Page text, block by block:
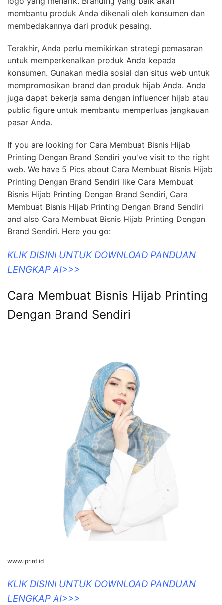
membantu produk Anda dikenali oleh konsumen dan
membedakannya dari produk pesaing.
Terakhir, Anda perlu memikirkan strategi pemasaran
untuk memperkenalkan produk Anda kepada
konsumen. Gunakan media sosial dan situs web untuk
mempromosikan brand dan produk hijab Anda. Anda
juga dapat bekerja sama dengan influencer hijab atau
public figure untuk membantu memperluas jangkauan
pasar Anda.
If you are looking for Cara Membuat Bisnis Hijab
Printing Dengan Brand Sendiri you've visit to the right
web. We have 5 Pics about Cara Membuat Bisnis Hijab
Printing Dengan Brand Sendiri like Cara Membuat
Bisnis Hijab Printing Dengan Brand Sendiri, Cara
Membuat Bisnis Hijab Printing Dengan Brand Sendiri
and also Cara Membuat Bisnis Hijab Printing Dengan
Brand Sendiri. Here you go:
KLIK DISINI UNTUK DOWNLOAD PANDUAN
LENGKAP AI>>>
Cara Membuat Bisnis Hijab Printing
Dengan Brand Sendiri
www.iprint.id
KLIK DISINI UNTUK DOWNLOAD PANDUAN
LENGKAP AI>>>